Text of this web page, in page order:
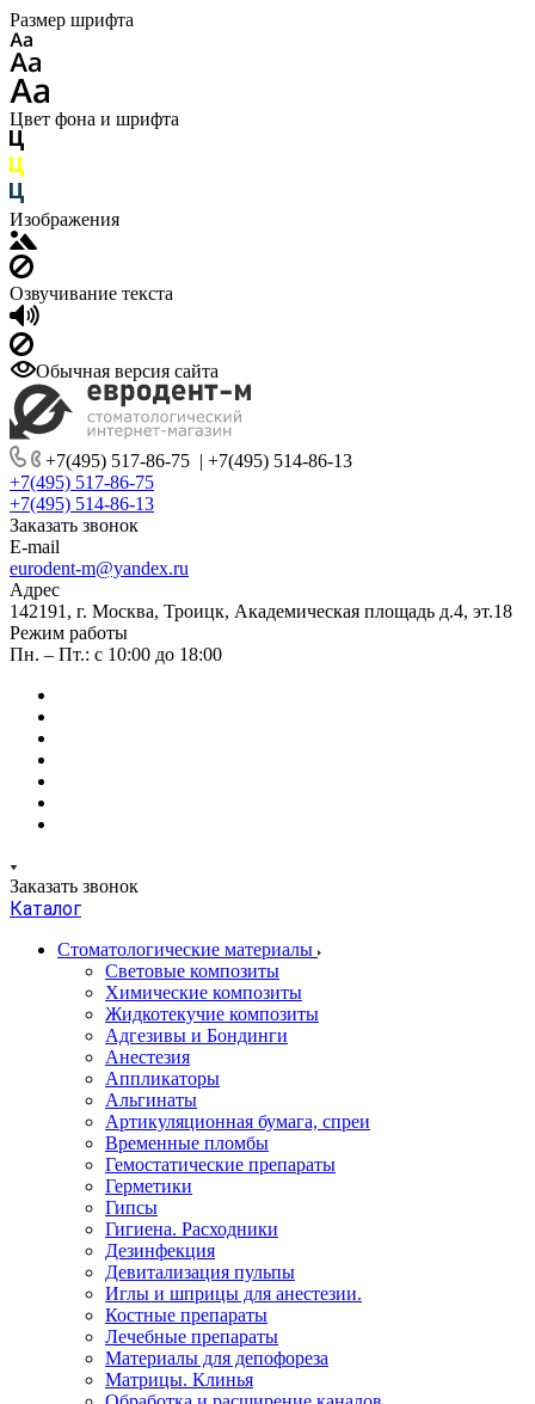
Размер шрифта
Цвет фона и шрифта
Изображения
Озвучивание текста
Обычная версия сайта
+7(495) 517-86-75 | +7(495) 514-86-13
+7(495) 517-86-75
+7(495) 514-86-13
Заказать звонок
E-mail
eurodent-m@yandex.ru
Адрес
142191, г. Москва, Троицк, Академическая площадь д.4, эт.18
Режим работы
Пн. – Пт.: с 10:00 до 18:00
Заказать звонок
Каталог
Стоматологические материалы
Световые композиты
Химические композиты
Жидкотекучие композиты
Адгезивы и Бондинги
Анестезия
Аппликаторы
Альгинаты
Артикуляционная бумага, спреи
Временные пломбы
Гемостатические препараты
Герметики
Гипсы
Гигиена. Расходники
Дезинфекция
Девитализация пульпы
Иглы и шприцы для анестезии.
Костные препараты
Лечебные препараты
Материалы для депофореза
Матрицы. Клинья